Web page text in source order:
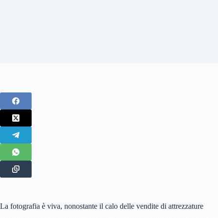
La fotografia è viva, nonostante il calo delle vendite di attrezzature